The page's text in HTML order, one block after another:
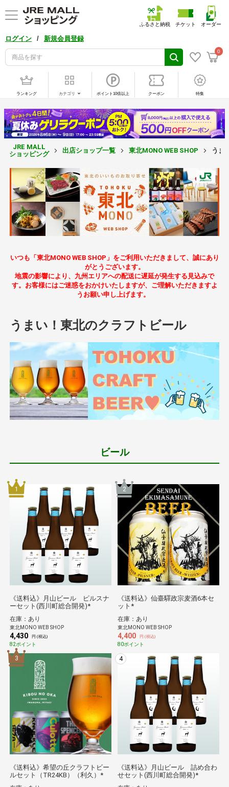
ログイン / 新規会員登録
0
ふるさと納税 チケット オーダー
ランキング カテゴリ ポイント10倍以上 クーポン 特集
JRE MALL
ショッピング
出店ショップ一覧 東北MONO WEB SHOP うま
いつも「東北MONO WEB SHOP」をご利用いただきまして、誠にあり
がとうございます。
地震の影響により、九州エリアへの配送に遅延が発生する見込みで
す。お客様にはご迷惑をおかけいたしますが、ご理解いただきますよ
うお願い申し上げます。
うまい！東北のクラフトビール
ビール
1
《送料込》月山ビール ピルスナ
ーセット(西川町総合開発)*
在庫：あり
東北MONO WEB SHOP
4,430 円 (税込)
82ポイント
2
《送料込》仙臺驛政宗麦酒6本セ
ット*
在庫：あり
東北MONO WEB SHOP
4,400 円 (税込)
80ポイント
3
《送料込》希望の丘クラフトビー
ルセット（TR24KB）（利久）*
4
《送料込》月山ビール 詰め合わ
せセット(西川町総合開発)*